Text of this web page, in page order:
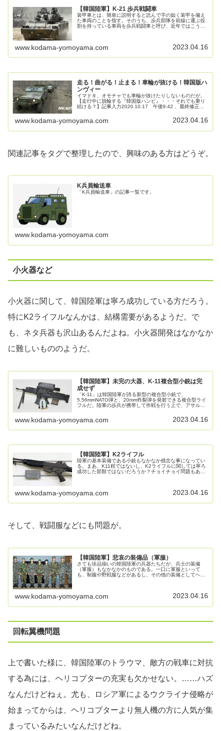
【韓国陸軍】K-21 歩兵戦闘車
装甲車とは、簡単に説明すると読んで字の如く装甲を備え
た車両のことを指す。そのうち、歩兵部隊を前線に運ぶ役
割を持っている車両を歩兵戦闘車と呼び、近年ではこうし
www.kodama-yomoyama.com 2023.04.16
走る！曲がる！止まる！車輪が抜ける！韓国版ハ
ンヴィー
イマドキ、オモチャでも車輪が抜けたりしないものだが。
【走行中に脱輪する『韓国版ハンビ』・・・それでも乗り
続ける？】記事入力2020.10.17 午後9:42 、最終修正
www.kodama-yomoyama.com 2023.04.16
関連記事をタグで整理したので、興味のある方はどうぞ。
K兵員輸送車
「K兵員輸送車」の記事一覧です。
www.kodama-yomoyama.com
小火器など
小火器に関して、韓国陸軍は寧ろ成功している方だろう。
特にK2ライフルなんかは、結構需要があるようだ。で
も、ネタ兵器も沢山あるんだよね。小火器開発はなかなか
に難しいもののようだ。
【韓国陸軍】未完の大器、K-11複合型小銃は完
成せず
「K-11」は韓国陸軍が誇る新型の複合型小銃で、
5.56mmNATO弾と、20mm炸裂弾を発射できる複合型ライ
フルだ。陸軍の歩兵が携帯して作戦を行う上で、アサルト
www.kodama-yomoyama.com 2023.04.16
【韓国陸軍】K2ライフル
陸軍の基本装備である小銃もなかなか残念な事になってい
る。まあ、K11程ではないし、K2ライフルに関しては寧ろ
成功した部類ではないだろうか？チョイチョイ問題もある
www.kodama-yomoyama.com 2023.04.16
そして、戦闘服などにも問題が。
【韓国陸軍】悲哀の装備品（軍服）
さても珍品揃いの韓国陸軍の兵器たちだが、兵士の装備
（軍服）もなかなかのものである。一口に軍服といって
も、制服や野戦服などがあるし、その他の装備としてヘル
www.kodama-yomoyama.com 2023.04.16
回転翼機問題
上で書いた様に、韓国陸軍のトラウマ、敵方の戦車に対抗
する為には、ヘリコプターの充実も欠かせない。……ハズ
なんだけどねぇ。尤も、ロシア軍によるウクライナ侵略が
始まってからは、ヘリコプターより無人機の方に人気が集
まっているみたいなんだけどね。